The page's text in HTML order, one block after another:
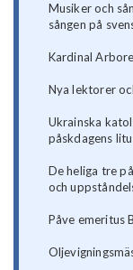
Musiker och
sången på
Kardinal
Nya lektorer
Ukrainska
påskdagens
De heliga tre
och
Påve emeritus